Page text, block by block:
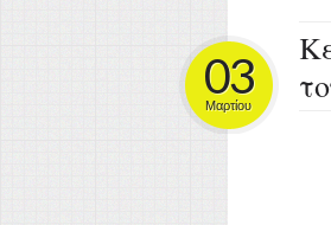
03
Μαρτίου